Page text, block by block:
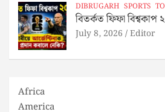
DIBRUGARH SPORTS
বিতৰ্কত ফিফা বিশ্বকাপ
July 8, 2026 Editor
Africa
America